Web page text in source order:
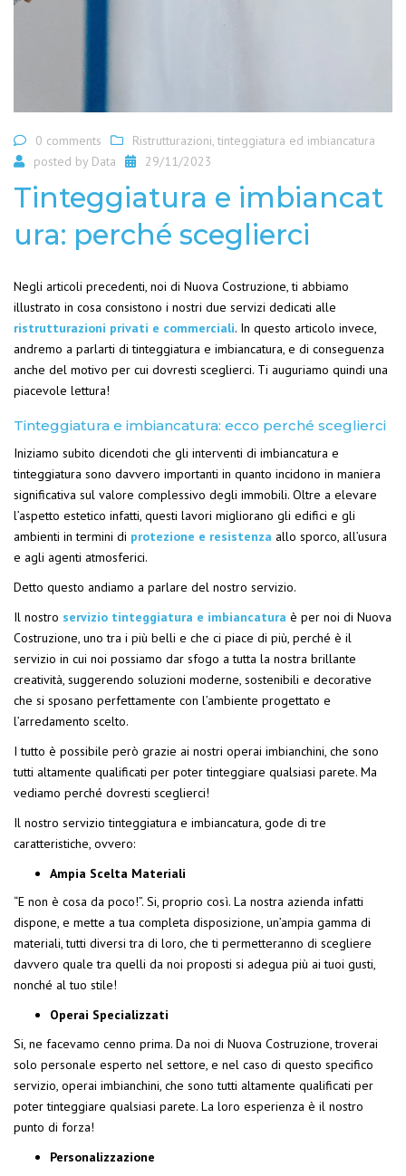
0 comments Ristrutturazioni tinteggiatura ed imbiancatura
posted by Data 29/11/2023
Tinteggiatura e imbiancat
ura: perché sceglierci
Negli articoli precedenti, noi di Nuova Costruzione, ti abbiamo
illustrato in cosa consistono i nostri due servizi dedicati alle
ristrutturazioni privati e commerciali. In questo articolo invece,
andremo a parlarti di tinteggiatura e imbiancatura, e di conseguenza
anche del motivo per cui dovresti sceglierci. Ti auguriamo quindi una
piacevole lettura!
Tinteggiatura e imbiancatura: ecco perché sceglierci
Iniziamo subito dicendoti che gli interventi di imbiancatura e
tinteggiatura sono davvero importanti in quanto incidono in maniera
significativa sul valore complessivo degli immobili. Oltre a elevare
l’aspetto estetico infatti, questi lavori migliorano gli edifici e gli
ambienti in termini di protezione e resistenza allo sporco, all’usura
e agli agenti atmosferici.
Detto questo andiamo a parlare del nostro servizio.
Il nostro servizio tinteggiatura e imbiancatura è per noi di Nuova
Costruzione, uno tra i più belli e che ci piace di più, perché è il
servizio in cui noi possiamo dar sfogo a tutta la nostra brillante
creatività, suggerendo soluzioni moderne, sostenibili e decorative
che si sposano perfettamente con l’ambiente progettato e
l’arredamento scelto.
I tutto è possibile però grazie ai nostri operai imbianchini, che sono
tutti altamente qualificati per poter tinteggiare qualsiasi parete. Ma
vediamo perché dovresti sceglierci!
Il nostro servizio tinteggiatura e imbiancatura, gode di tre
caratteristiche, ovvero:
Ampia Scelta Materiali
“E non è cosa da poco!”. Si, proprio così. La nostra azienda infatti
dispone, e mette a tua completa disposizione, un’ampia gamma di
materiali, tutti diversi tra di loro, che ti permetteranno di scegliere
davvero quale tra quelli da noi proposti si adegua più ai tuoi gusti,
nonché al tuo stile!
Operai Specializzati
Si, ne facevamo cenno prima. Da noi di Nuova Costruzione, troverai
solo personale esperto nel settore, e nel caso di questo specifico
servizio, operai imbianchini, che sono tutti altamente qualificati per
poter tinteggiare qualsiasi parete. La loro esperienza è il nostro
punto di forza!
Personalizzazione